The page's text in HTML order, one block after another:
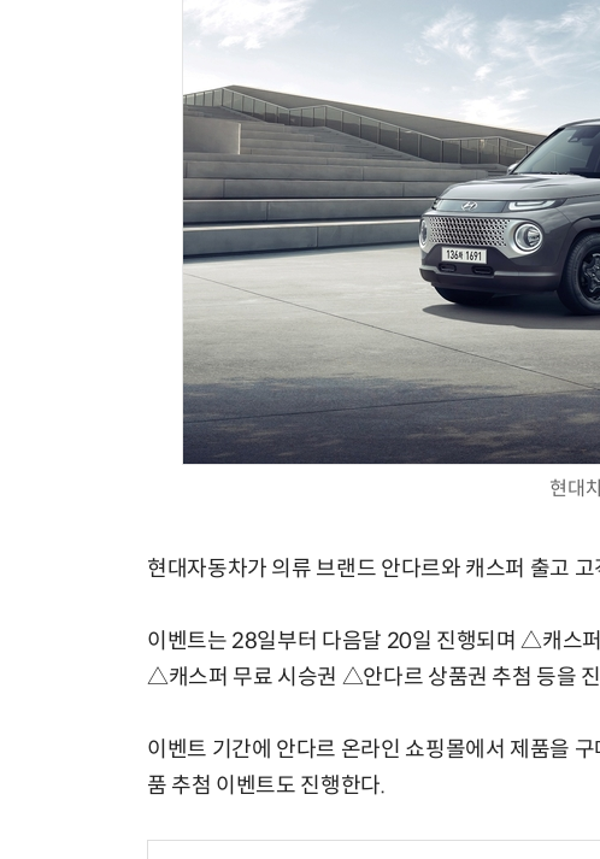
현대
현대자동차가 의류 브랜드 안다르와 캐스퍼 출고
이벤트는 28일부터 다음달 20일 진행되며 △캐스
△캐스퍼 무료 시승권 △안다르 상품권 추첨 등을
이벤트 기간에 안다르 온라인 쇼핑몰에서 제품을
품 추첨 이벤트도 진행한다.